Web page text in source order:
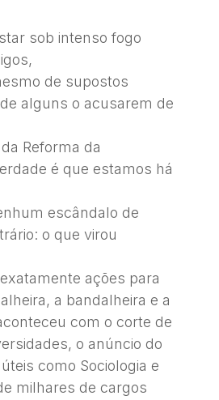
sob intenso fogo
de supostos
alguns o acusarem de
Reforma da
é que estamos há
escândalo de
o que virou
ações para
a bandalheira e a
com o corte de
o anúncio do
como Sociologia e
milhares de cargos